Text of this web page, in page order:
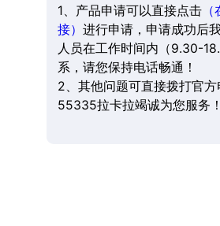
1、产品申请可以直接点击（
接） 进行申请，申请成功后
人员在工作时间内（9.30-
系，请您保持电话畅通！
2、其他问题可直接拨打官
55335拉卡拉竭诚为您服务！